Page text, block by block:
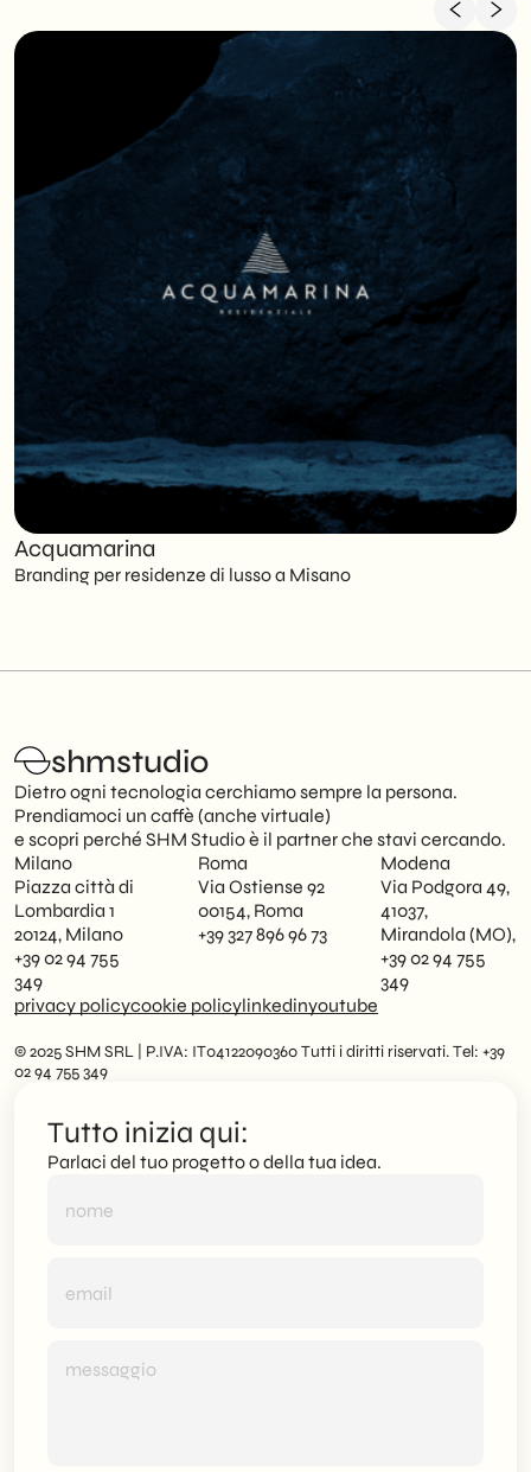
Acquamarina
Branding per residenze di lusso a Misano
shmstudio
Dietro ogni tecnologia cerchiamo sempre la persona.
Prendiamoci un caffè (anche virtuale)
e scopri perché SHM Studio è il partner che stavi cercando.
Milano
Piazza città di
Lombardia 1
20124, Milano
+39 02 94 755
349
Roma
Via Ostiense 92
00154, Roma
+39 327 896 96 73
Modena
Via Podgora 49,
41037,
Mirandola (MO),
+39 02 94 755
349
privacy policycookie policylinkedinyoutube
© 2025 SHM SRL | P.IVA: IT04122090360 Tutti i diritti riservati. Tel: +39
02 94 755 349
Tutto inizia qui:
Parlaci del tuo progetto o della tua idea.